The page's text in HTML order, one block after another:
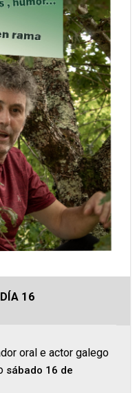
16
oral e actor galego
sábado 16 de